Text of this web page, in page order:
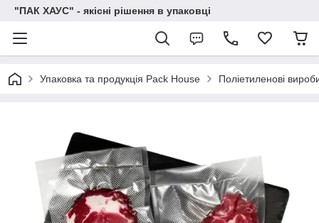
"ПАК ХАУС" - якісні рішення в упаковці
Упаковка та продукція Pack House Поліетиленові